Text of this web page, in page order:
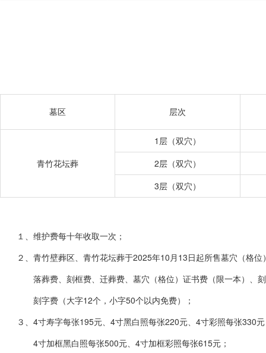
墓区 层次
青竹花坛葬
1层（双穴）
2层（双穴）
3层（双穴）
１、维护费每十年收取一次；
２、青竹壁葬区、青竹花坛葬于2025年10月13日起所售墓穴（格
落葬费、刻框费、迁葬费、墓穴（格位）证书费（限一本）、
刻字费（大字12个，小字50个以内免费）；
３、4寸寿字每张195元、4寸黑白照每张220元、4寸彩照每张330
4寸加框黑白照每张500元、4寸加框彩照每张615元；